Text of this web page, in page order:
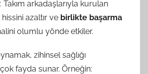
Takım arkadaşlarıyla kurulan
hissini azaltır ve birlikte başarma
olumlu yönde etkiler.
zihinsel sağlığı
fayda sunar. Örneğin: